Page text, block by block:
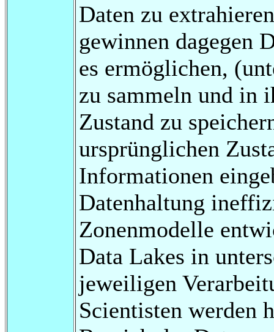
Daten zu
gewinnen dagegen
es ermöglichen,
zu sammeln und in
Zustand zu
ursprünglichen
Informationen
Datenhaltung
Zonenmodelle
Data Lakes in
jeweiligen
Scientisten werden